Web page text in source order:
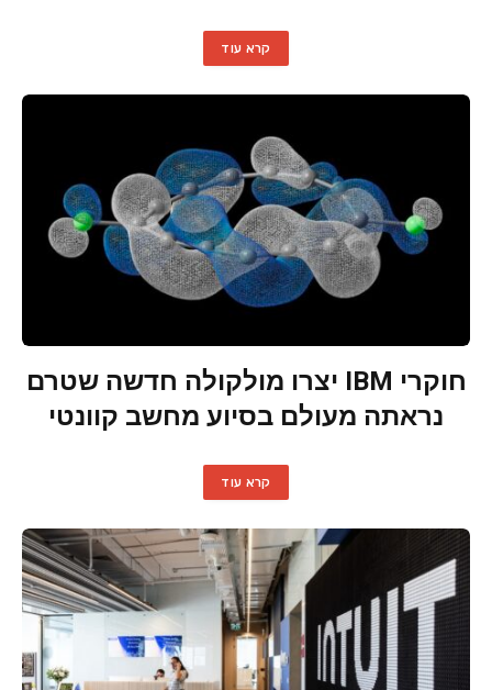
קרא עוד
חוקרי IBM יצרו מולקולה חדשה שטרם
נראתה מעולם בסיוע מחשב קוונטי
קרא עוד